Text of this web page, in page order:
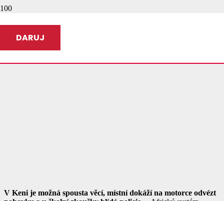
DARUJ
V Keni je možná spousta věcí, místní dokáží na motorce odvézt